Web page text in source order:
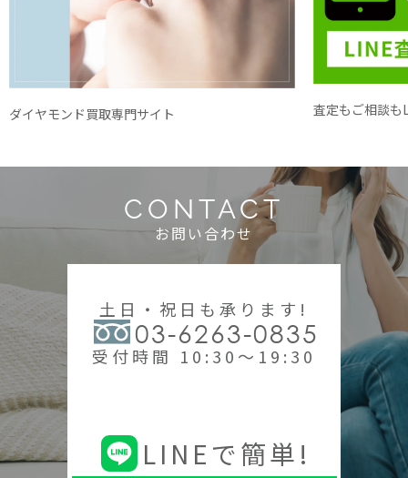
ダイヤモンド買取専門サイト 査定もご相談も
CONTACT
お問い合わせ
土日・祝日も承ります!
03-6263-0835
受付時間 10:30～19:30
LINEで簡単!